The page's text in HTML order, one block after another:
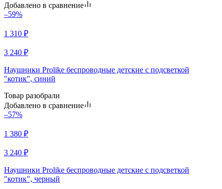
Добавлено в сравнение
–59%
1 310 ₽
3 240 ₽
Наушники Prolike беспроводные детские с подсветкой
"котик", синий
Товар разобрали
Добавлено в сравнение
–57%
1 380 ₽
3 240 ₽
Наушники Prolike беспроводные детские с подсветкой
"котик", черный